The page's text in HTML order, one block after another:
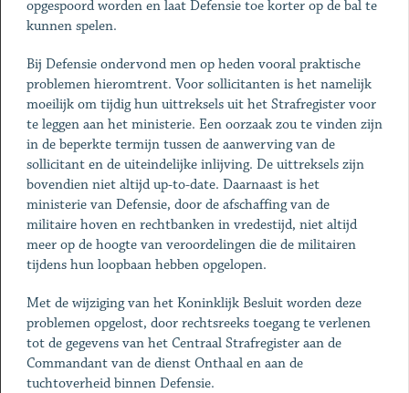
opgespoord worden en laat Defensie toe korter op de bal te
kunnen spelen.
Bij Defensie ondervond men op heden vooral praktische
problemen hieromtrent. Voor sollicitanten is het namelijk
moeilijk om tijdig hun uittreksels uit het Strafregister voor
te leggen aan het ministerie. Een oorzaak zou te vinden zijn
in de beperkte termijn tussen de aanwerving van de
sollicitant en de uiteindelijke inlijving. De uittreksels zijn
bovendien niet altijd up-to-date. Daarnaast is het
ministerie van Defensie, door de afschaffing van de
militaire hoven en rechtbanken in vredestijd, niet altijd
meer op de hoogte van veroordelingen die de militairen
tijdens hun loopbaan hebben opgelopen.
Met de wijziging van het Koninklijk Besluit worden deze
problemen opgelost, door rechtsreeks toegang te verlenen
tot de gegevens van het Centraal Strafregister aan de
Commandant van de dienst Onthaal en aan de
tuchtoverheid binnen Defensie.